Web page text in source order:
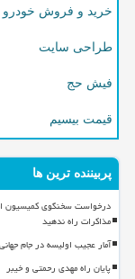
خرید و فروش خودرو
طراحی سایت
فیش حج
قیمت بیسیم
پربیننده ترین ها
درخواست سخنگوی کمیسیون
مذاکرات راه ندهید
آمار عجیب اولیسه در جام جهانی
پایان راه مهدی رحمتی و خیبر